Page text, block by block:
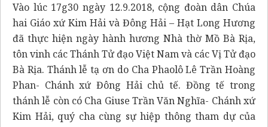
Vào lúc 17g30 ngày 12.9.2018, cộng đoàn dân Chúa
hai Giáo xứ Kim Hải và Đông Hải – Hạt Long Hương
đã thực hiện ngày hành hương Nhà thờ Mồ Bà Rịa,
tôn vinh các Thánh Tử đạo Việt Nam và các Vị Tử đạo
Bà Rịa. Thánh lễ tạ ơn do Cha Phaolô Lê Trần Hoàng
Phan- Chánh xứ Đông Hải chủ tế. Đồng tế trong
thánh lễ còn có Cha Giuse Trần Văn Nghĩa- Chánh xứ
Kim Hải, quý cha cùng sự hiệp thông tham dự của